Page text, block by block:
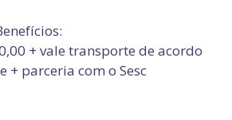
+ vale transporte de acordo
+ parceria com o Sesc